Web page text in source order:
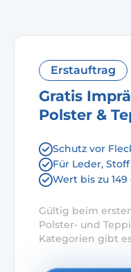
Erstauftrag
Gratis
Polster &
Schutz vor
Für Leder,
Wert bis zu 149
Gültig beim
Polster- und
Kategorien gibt